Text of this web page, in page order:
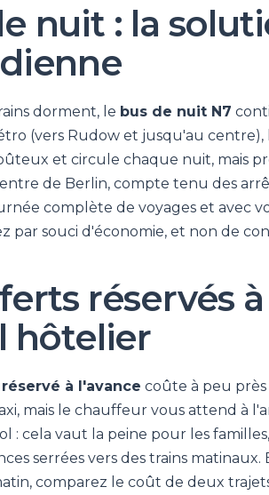
nuit : la
dorment, le bus de nuit N7
(vers Rudow et jusqu'au centre),
et circule chaque nuit, mais
de Berlin, compte tenu des
complète de voyages et avec
par souci d'économie, et non de
réservés
hôtelier
à l'avance coûte à peu
mais le chauffeur vous attend à
: cela vaut la peine pour les
serrées vers des trains
comparez le coût de deux